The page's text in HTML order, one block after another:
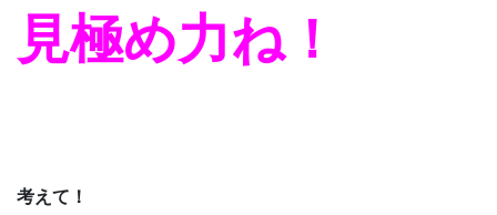
見極め力ね！
考えて！